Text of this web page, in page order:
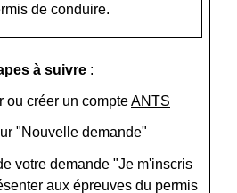
de conduire.
à suivre:
ou créer un compteANTS
"Nouvelle demande"
votre demande "Je m'inscris
aux épreuves du permis